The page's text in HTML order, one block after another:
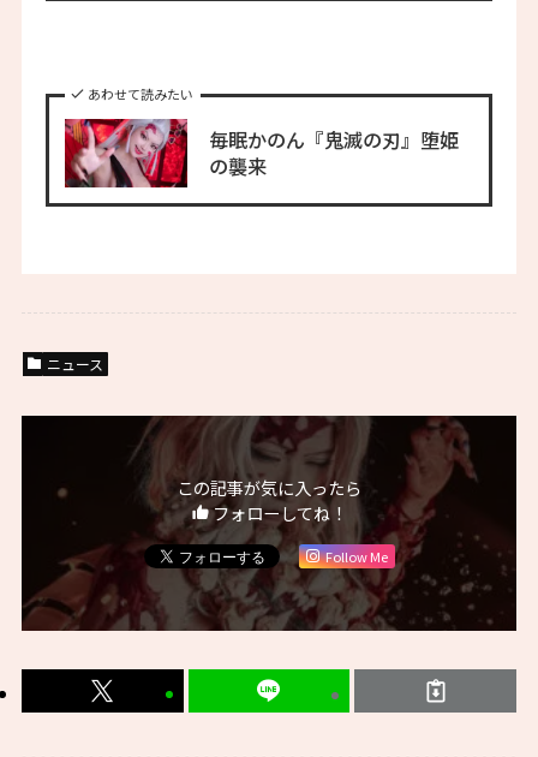
あわせて読みたい
毎眠かのん『鬼滅の刃』堕姫
の襲来
ニュース
この記事が気に入ったら
フォローしてね！
Follow Me